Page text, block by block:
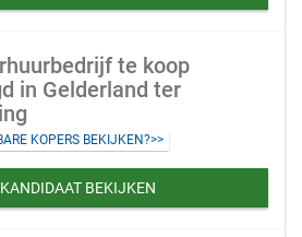
te koop
in Gelderland ter
KOPERS BEKIJKEN?>>
BEKIJKEN